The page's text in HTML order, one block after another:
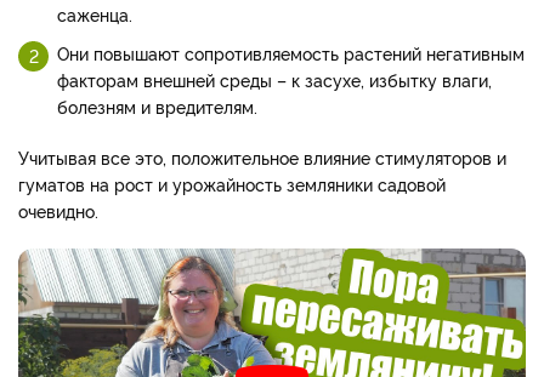
саженца.
Они повышают сопротивляемость растений негативным
факторам внешней среды – к засухе, избытку влаги,
болезням и вредителям.
Учитывая все это, положительное влияние стимуляторов и
гуматов на рост и урожайность земляники садовой
очевидно.